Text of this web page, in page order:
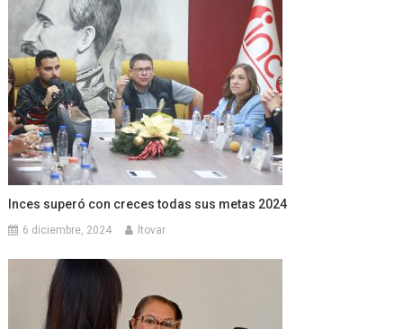
Inces superó con creces todas sus metas 2024
6 diciembre, 2024 ltovar